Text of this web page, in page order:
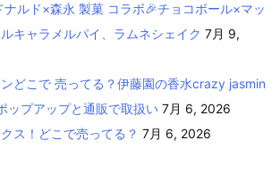
ナルド×森永 製菓 コラボ🎉チョコボール×マッ
キャラメルパイ、ラムネシェイク 7月 9,
どこで 売ってる？伊藤園の香水crazy jasmin
プアップと通販で取扱い 7月 6, 2026
ス！どこで売ってる？ 7月 6, 2026